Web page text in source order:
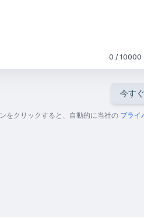
0 / 10000
今す
をクリックすると、自動的に当社の プライ